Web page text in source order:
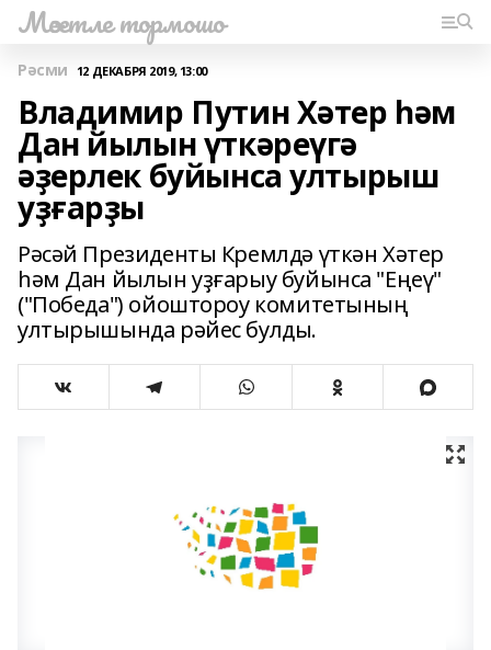
Мәсетле тормошо
Рәсми 12 ДЕКАБРЯ 2019, 13:00
Владимир Путин Хәтер һәм
Дан йылын үткәреүгә
әҙерлек буйынса ултырыш
уҙғарҙы
Рәсәй Президенты Кремлдә үткән Хәтер
һәм Дан йылын уҙғарыу буйынса "Еңеү"
("Победа") ойоштороу комитетының
ултырышында рәйес булды.